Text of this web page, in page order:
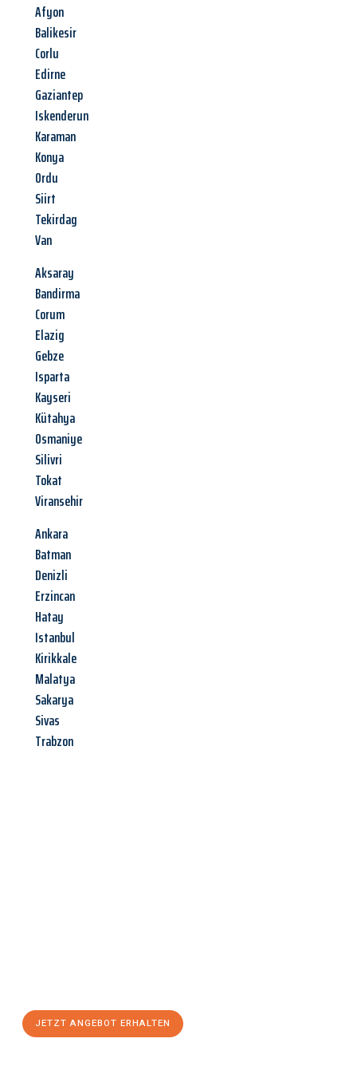
Afyon
Balikesir
Corlu
Edirne
Gaziantep
Iskenderun
Karaman
Konya
Ordu
Siirt
Tekirdag
Van
Aksaray
Bandirma
Corum
Elazig
Gebze
Isparta
Kayseri
Kütahya
Osmaniye
Silivri
Tokat
Viransehir
Ankara
Batman
Denizli
Erzincan
Hatay
Istanbul
Kirikkale
Malatya
Sakarya
Sivas
Trabzon
JETZT ANGEBOT ERHALTEN